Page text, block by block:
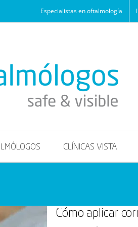
Especialistas en oftalmología
CLÍNICAS VISTA
Cómo aplicar